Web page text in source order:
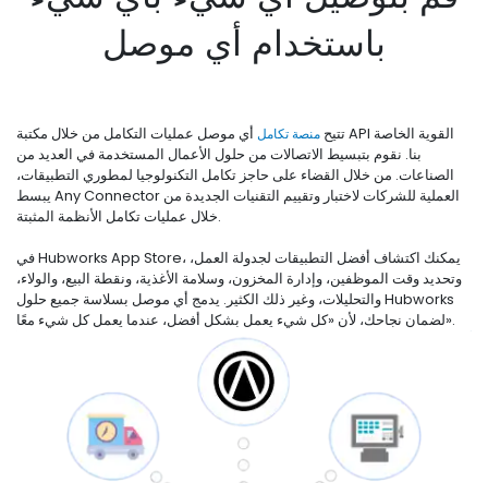
باستخدام أي موصل
تتيح منصة تكامل أي موصل عمليات التكامل من خلال مكتبة API القوية الخاصة
بنا. نقوم بتبسيط الاتصالات من حلول الأعمال المستخدمة في العديد من
الصناعات. من خلال القضاء على حاجز تكامل التكنولوجيا لمطوري التطبيقات،
يبسط Any Connector العملية للشركات لاختبار وتقييم التقنيات الجديدة من
خلال عمليات تكامل الأنظمة المثبتة.
في Hubworks App Store، يمكنك اكتشاف أفضل التطبيقات لجدولة العمل،
وتحديد وقت الموظفين، وإدارة المخزون، وسلامة الأغذية، ونقطة البيع، والولاء،
والتحليلات، وغير ذلك الكثير. يدمج أي موصل بسلاسة جميع حلول Hubworks
لضمان نجاحك، لأن «كل شيء يعمل بشكل أفضل، عندما يعمل كل شيء معًا».